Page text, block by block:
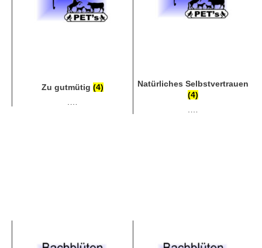
Zu gutmütig (4)
Natürliches Selbstvertrauen
(4)